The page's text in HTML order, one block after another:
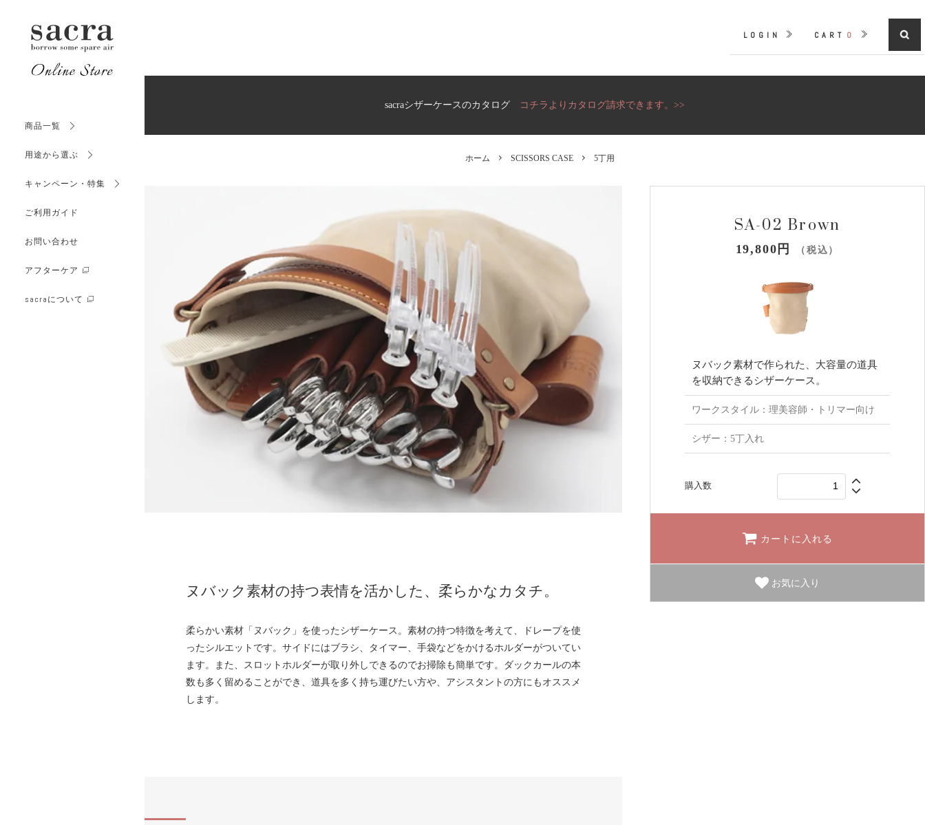
CART 0
LOGIN
商品一覧
アウトレット
WEB LIMITED
WEB限定商品
用途から選ぶ
サイズから選ぶ
（FLORIST CASE）
カラーから選ぶ
（FLORIST CASE）
価格から選ぶ
（FLORIST CASE）
キャンペーン・特集
ご利用ガイド
お問い合わせ
アフターケア
sacraについて
sacraシザーケースのカタログ コチラよりカタログ請求できます。>>
ホーム SCISSORS CASE 5丁用
SA-02 Brown
19,800円 （税込）
ヌバック素材で作られた、大容量の道具
を収納できるシザーケース。
ワークスタイル：理美容師・トリマー向け
シザー：5丁入れ
購入数
カートに入れる
お気に入り
ヌバック素材の持つ表情を活かした、柔らかなカタチ。
柔らかい素材「ヌバック」を使ったシザーケース。素材の持つ特徴を考えて、ドレープを使
ったシルエットです。サイドにはブラシ、タイマー、手袋などをかけるホルダーがついてい
ます。また、スロットホルダーが取り外しできるのでお掃除も簡単です。ダックカールの本
数も多く留めることができ、道具を多く持ち運びたい方や、アシスタントの方にもオススメ
します。